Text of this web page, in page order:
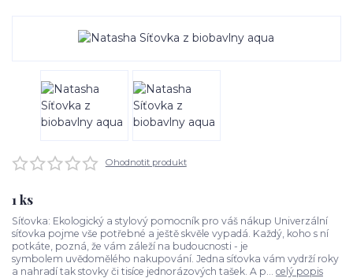
Ohodnotit produkt
1 ks
Síťovka: Ekologický a stylový pomocník pro váš nákup Univerzální
síťovka pojme vše potřebné a ještě skvěle vypadá. Každý, koho s ní
potkáte, pozná, že vám záleží na budoucnosti - je
symbolem uvědomělého nakupování. Jedna síťovka vám vydrží roky
a nahradí tak stovky či tisíce jednorázových tašek. A p... celý popis